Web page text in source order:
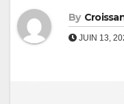
By
JUIN 13,